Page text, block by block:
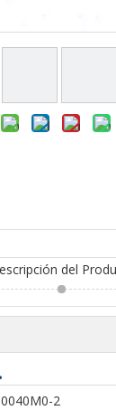
del
2